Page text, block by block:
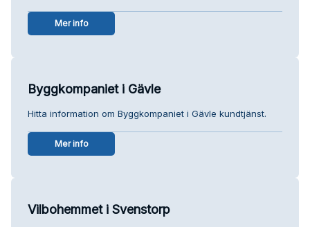
Mer info
Byggkompaniet i Gävle
Hitta information om Byggkompaniet i Gävle kundtjänst.
Mer info
Vilbohemmet i Svenstorp